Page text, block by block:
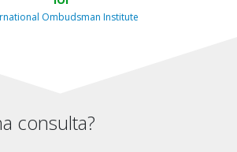
Ombudsman Institute
consulta?